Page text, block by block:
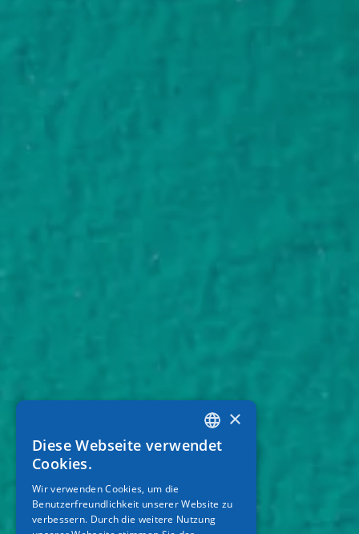
GREEK
GERMAN
×
Diese Webseite verwendet
Cookies.
Wir verwenden Cookies, um die
Benutzerfreundlichkeit unserer Website zu
verbessern. Durch die weitere Nutzung